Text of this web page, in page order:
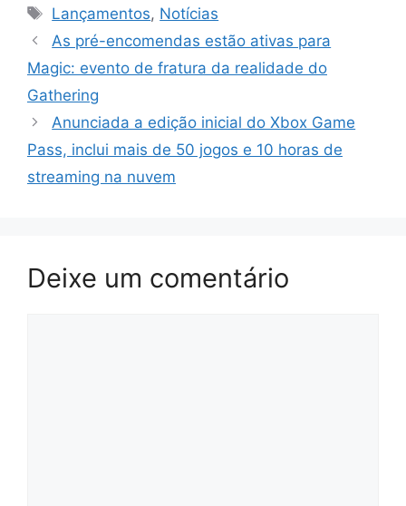
Tags
Lançamentos, Notícias
As pré-encomendas estão ativas para
Magic: evento de fratura da realidade do
Gathering
Anunciada a edição inicial do Xbox Game
Pass, inclui mais de 50 jogos e 10 horas de
streaming na nuvem
Deixe um comentário